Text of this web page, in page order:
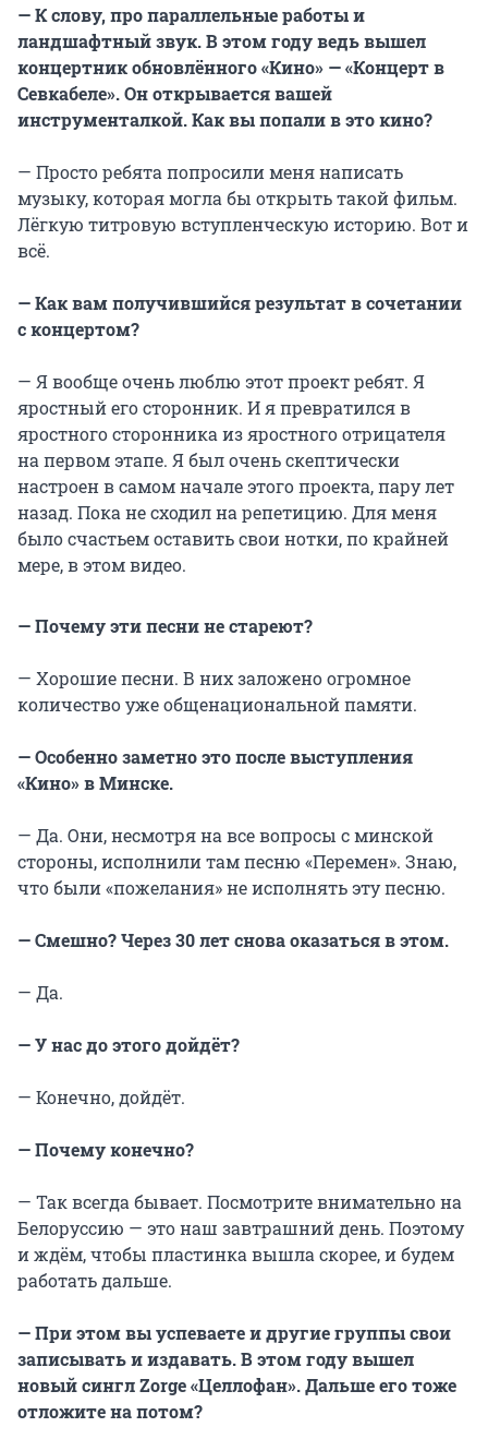
— К слову, про параллельные работы и
ландшафтный звук. В этом году ведь вышел
концертник обновлённого «Кино» — «Концерт в
Севкабеле». Он открывается вашей
инструменталкой. Как вы попали в это кино?
— Просто ребята попросили меня написать
музыку, которая могла бы открыть такой фильм.
Лёгкую титровую вступленческую историю. Вот и
всё.
— Как вам получившийся результат в сочетании
с концертом?
— Я вообще очень люблю этот проект ребят. Я
яростный его сторонник. И я превратился в
яростного сторонника из яростного отрицателя
на первом этапе. Я был очень скептически
настроен в самом начале этого проекта, пару лет
назад. Пока не сходил на репетицию. Для меня
было счастьем оставить свои нотки, по крайней
мере, в этом видео.
— Почему эти песни не стареют?
— Хорошие песни. В них заложено огромное
количество уже общенациональной памяти.
— Особенно заметно это после выступления
«Кино» в Минске.
— Да. Они, несмотря на все вопросы с минской
стороны, исполнили там песню «Перемен». Знаю,
что были «пожелания» не исполнять эту песню.
— Смешно? Через 30 лет снова оказаться в этом.
— Да.
— У нас до этого дойдёт?
— Конечно, дойдёт.
— Почему конечно?
— Так всегда бывает. Посмотрите внимательно на
Белоруссию — это наш завтрашний день. Поэтому
и ждём, чтобы пластинка вышла скорее, и будем
работать дальше.
— При этом вы успеваете и другие группы свои
записывать и издавать. В этом году вышел
новый синглZorge«Целлофан».Дальше его тоже
отложите на потом?